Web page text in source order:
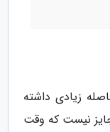
زیادی داشته
نیست که وقت